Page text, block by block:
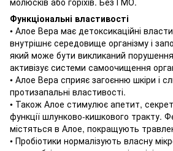
Функціональні властивості
• Алое Вера має детоксикаційні
внутрішнє середовище організму і
який може бути викликаний
активізує системи самоочищення
• Алое Вера сприяє загоєнню шкіри і
протизапальні властивості.
• Також Алое стимулює апетит,
функції шлунково-кишкового тракту.
містяться в Алое, покращують
• Пробіотики нормалізують власну